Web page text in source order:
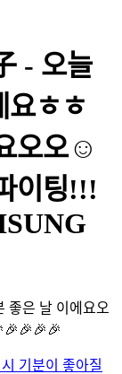
- 오늘
요ㅎㅎ
오오☺️
이팅!!!
좋은 날 이에요오
기분이 좋아질